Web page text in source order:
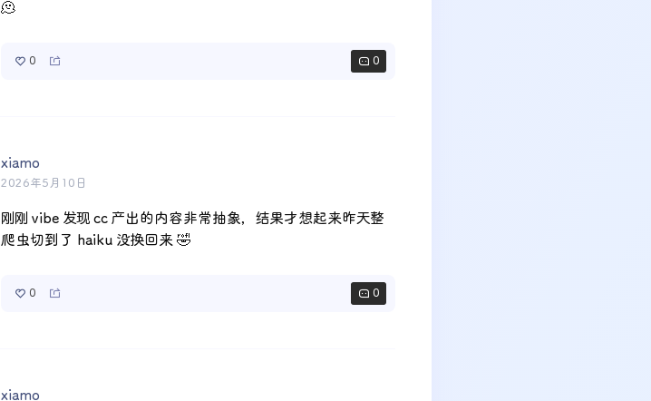
🫠
0 0
xiamo
2026年5月10日
刚刚 vibe 发现 cc 产出的内容非常抽象，结果才想起来昨天整
爬虫切到了 haiku 没换回来 🤣
0 0
xiamo